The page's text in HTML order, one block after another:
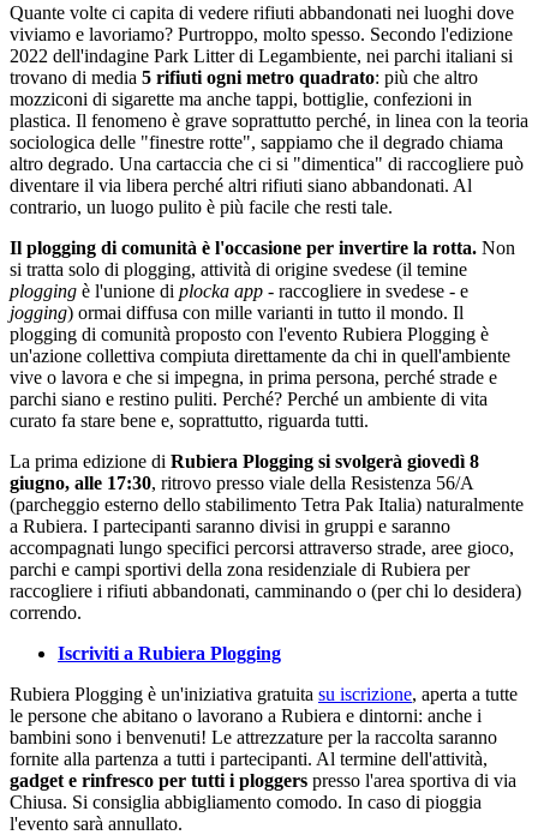
Quante volte ci capita di vedere rifiuti abbandonati nei luoghi dove
viviamo e lavoriamo? Purtroppo, molto spesso. Secondo l'edizione
2022 dell'indagine Park Litter di Legambiente, nei parchi italiani si
trovano di media 5 rifiuti ogni metro quadrato: più che altro
mozziconi di sigarette ma anche tappi, bottiglie, confezioni in
plastica. Il fenomeno è grave soprattutto perché, in linea con la teoria
sociologica delle "finestre rotte", sappiamo che il degrado chiama
altro degrado. Una cartaccia che ci si "dimentica" di raccogliere può
diventare il via libera perché altri rifiuti siano abbandonati. Al
contrario, un luogo pulito è più facile che resti tale.
Il plogging di comunità è l'occasione per invertire la rotta. Non
si tratta solo di plogging, attività di origine svedese (il temine
plogging è l'unione di plocka app - raccogliere in svedese - e
jogging) ormai diffusa con mille varianti in tutto il mondo. Il
plogging di comunità proposto con l'evento Rubiera Plogging è
un'azione collettiva compiuta direttamente da chi in quell'ambiente
vive o lavora e che si impegna, in prima persona, perché strade e
parchi siano e restino puliti. Perché? Perché un ambiente di vita
curato fa stare bene e, soprattutto, riguarda tutti.
La prima edizione di Rubiera Plogging si svolgerà giovedì 8
giugno, alle 17:30, ritrovo presso viale della Resistenza 56/A
(parcheggio esterno dello stabilimento Tetra Pak Italia) naturalmente
a Rubiera. I partecipanti saranno divisi in gruppi e saranno
accompagnati lungo specifici percorsi attraverso strade, aree gioco,
parchi e campi sportivi della zona residenziale di Rubiera per
raccogliere i rifiuti abbandonati, camminando o (per chi lo desidera)
correndo.
Iscriviti a Rubiera Plogging
Rubiera Plogging è un'iniziativa gratuita su iscrizione, aperta a tutte
le persone che abitano o lavorano a Rubiera e dintorni: anche i
bambini sono i benvenuti! Le attrezzature per la raccolta saranno
fornite alla partenza a tutti i partecipanti. Al termine dell'attività,
gadget e rinfresco per tutti i ploggers presso l'area sportiva di via
Chiusa. Si consiglia abbigliamento comodo. In caso di pioggia
l'evento sarà annullato.